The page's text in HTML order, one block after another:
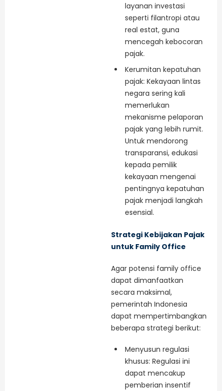
layanan investasi
seperti filantropi atau
real estat, guna
mencegah kebocoran
pajak.
Kerumitan kepatuhan
pajak: Kekayaan lintas
negara sering kali
memerlukan
mekanisme pelaporan
pajak yang lebih rumit.
Untuk mendorong
transparansi, edukasi
kepada pemilik
kekayaan mengenai
pentingnya kepatuhan
pajak menjadi langkah
esensial.
Strategi Kebijakan Pajak
untuk Family Office
Agar potensi family office
dapat dimanfaatkan
secara maksimal,
pemerintah Indonesia
dapat mempertimbangkan
beberapa strategi berikut:
Menyusun regulasi
khusus: Regulasi ini
dapat mencakup
pemberian insentif